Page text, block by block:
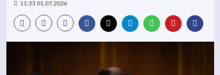
11:33 01.07.2026